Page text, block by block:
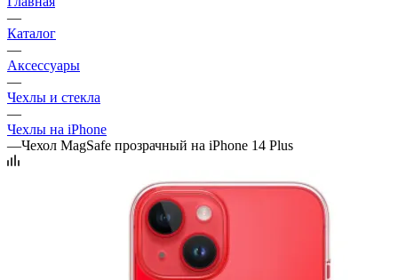
—
Каталог
—
Аксессуары
—
Чехлы и стекла
—
Чехлы на iPhone
—Чехол MagSafe прозрачный на iPhone 14 Plus